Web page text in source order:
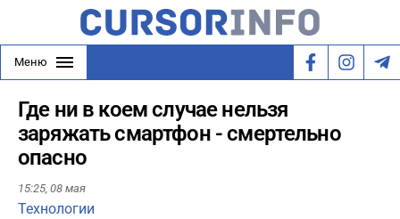
Меню
Где ни в коем случае нельзя
заряжать смартфон - смертельно
опасно
15:25, 08 мая
Технологии